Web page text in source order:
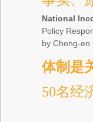
National
Policy
by Chong-en
体制是
50名经